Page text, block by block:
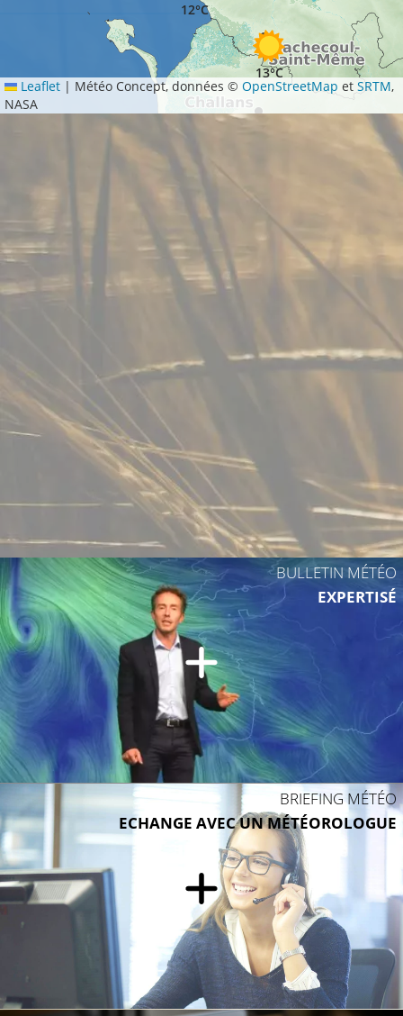
13°C
12°C
Leaflet | Météo Concept, données ©OpenStreetMap etSRTM,
NASA
BULLETIN MÉTÉO
EXPERTISÉ
BRIEFING MÉTÉO
ECHANGE AVEC UN MÉTÉOROLOGUE